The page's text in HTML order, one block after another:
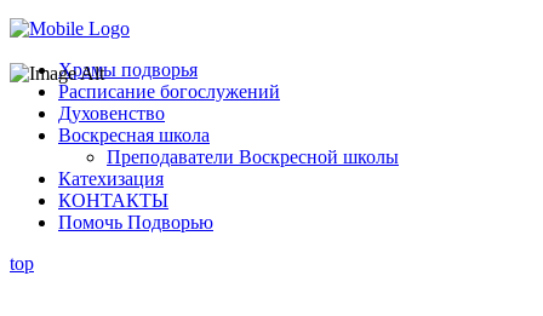
Храмы подворья
Расписание богослужений
Духовенство
Воскресная школа
Преподаватели Воскресной школы
Катехизация
КОНТАКТЫ
Помочь Подворью
top